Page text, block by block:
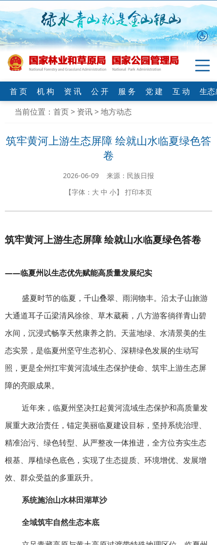
首 页 机 构 资 讯 公 开 服 务 党 建 互 动
生
当前位置： 首页> 资讯>地方动态
筑牢黄河上游生态屏障 绘就山水临夏绿色答
卷
2026-06-09 来源：民族日报
【字体： 大 中 小】 打印本页
筑牢黄河上游生态屏障 绘就山水临夏绿色答卷
——临夏州以生态优先赋能高质量发展纪实
盛夏时节的临夏，千山叠翠、雨润物丰。沿太子山旅游
大通道耳子屲梁清风徐徐、草木葳蕤，八方游客徜徉青山碧
水间，沉浸式畅享天然康养之韵。天蓝地绿、水清景美的生
态实景，是临夏州坚守生态初心、深耕绿色发展的生动写
照，更是全州扛牢黄河流域生态保护使命、筑牢上游生态屏
障的亮眼成果。
近年来，临夏州坚决扛起黄河流域生态保护和高质量发
展重大政治责任，锚定美丽临夏建设目标，坚持系统治理、
精准治污、绿色转型、从严整改一体推进，全方位夯实生态
根基、厚植绿色底色，实现了生态提质、环境增优、发展增
效、群众受益的多重跃升。
系统施治山水林田湖草沙
全域筑牢自然生态本底